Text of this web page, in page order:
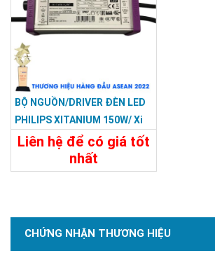
BỘ NGUỒN/DRIVER ĐÈN LED
PHILIPS XITANIUM 150W/ Xi
LP 150W 0.3–1.05A S1 WL
Liên hệ để có giá tốt
nhất
CHỨNG NHẬN THƯƠNG HIỆU